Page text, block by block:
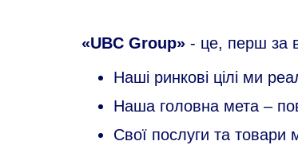
«UBC Group» - це, перш за
Наші ринкові цілі ми
Наша головна мета –
Свої послуги та